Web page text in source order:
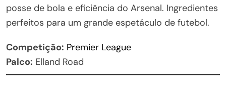
posse de bola e eficiência do Arsenal. Ingredientes
perfeitos para um grande espetáculo de futebol.
Competição: Premier League
Palco: Elland Road